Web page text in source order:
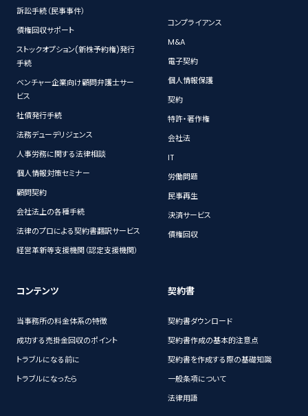
訴訟手続（民事事件）
債権回収サポート
ストックオプション(新株予約権)発行
手続
ベンチャー企業向け顧問弁護士サー
ビス
社債発行手続
法務デューデリジェンス
人事労務に関する法律相談
個人情報対策セミナー
顧問契約
会社法上の各種手続
法律のプロによる契約書翻訳サービス
経営革新等支援機関（認定支援機関）
コンプライアンス
M&A
電子契約
個人情報保護
契約
特許・著作権
会社法
IT
労働問題
民事再生
決済サービス
債権回収
コンテンツ
当事務所の料金体系の特徴
成功する売掛金回収のポイント
トラブルになる前に
トラブルになったら
契約書
契約書ダウンロード
契約書作成の基本的注意点
契約書を作成する際の基礎知識
一般条項について
法律用語